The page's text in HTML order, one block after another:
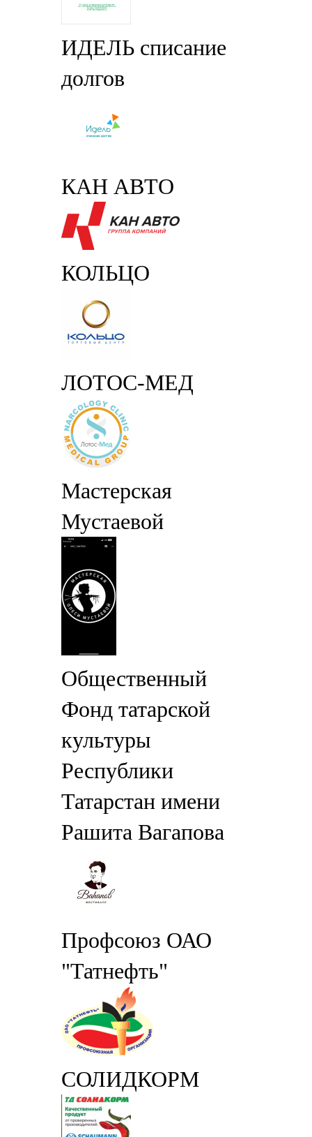
ИДЕЛЬ списание
долгов
КАН АВТО
КОЛЬЦО
ЛОТОС-МЕД
Мастерская
Мустаевой
Общественный
Фонд татарской
культуры
Республики
Татарстан имени
Рашита Вагапова
Профсоюз ОАО
"Татнефть"
СОЛИДКОРМ